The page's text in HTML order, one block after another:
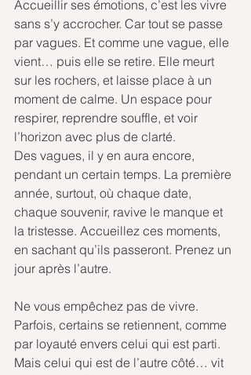
Accueillir ses émotions, c’est les vivre
sans s’y accrocher. Car tout se passe
par vagues. Et comme une vague, elle
vient… puis elle se retire. Elle meurt
sur les rochers, et laisse place à un
moment de calme. Un espace pour
respirer, reprendre souffle, et voir
l’horizon avec plus de clarté.
Des vagues, il y en aura encore,
pendant un certain temps. La première
année, surtout, où chaque date,
chaque souvenir, ravive le manque et
la tristesse. Accueillez ces moments,
en sachant qu’ils passeront. Prenez un
jour après l’autre.
Ne vous empêchez pas de vivre.
Parfois, certains se retiennent, comme
par loyauté envers celui qui est parti.
Mais celui qui est de l’autre côté… vit